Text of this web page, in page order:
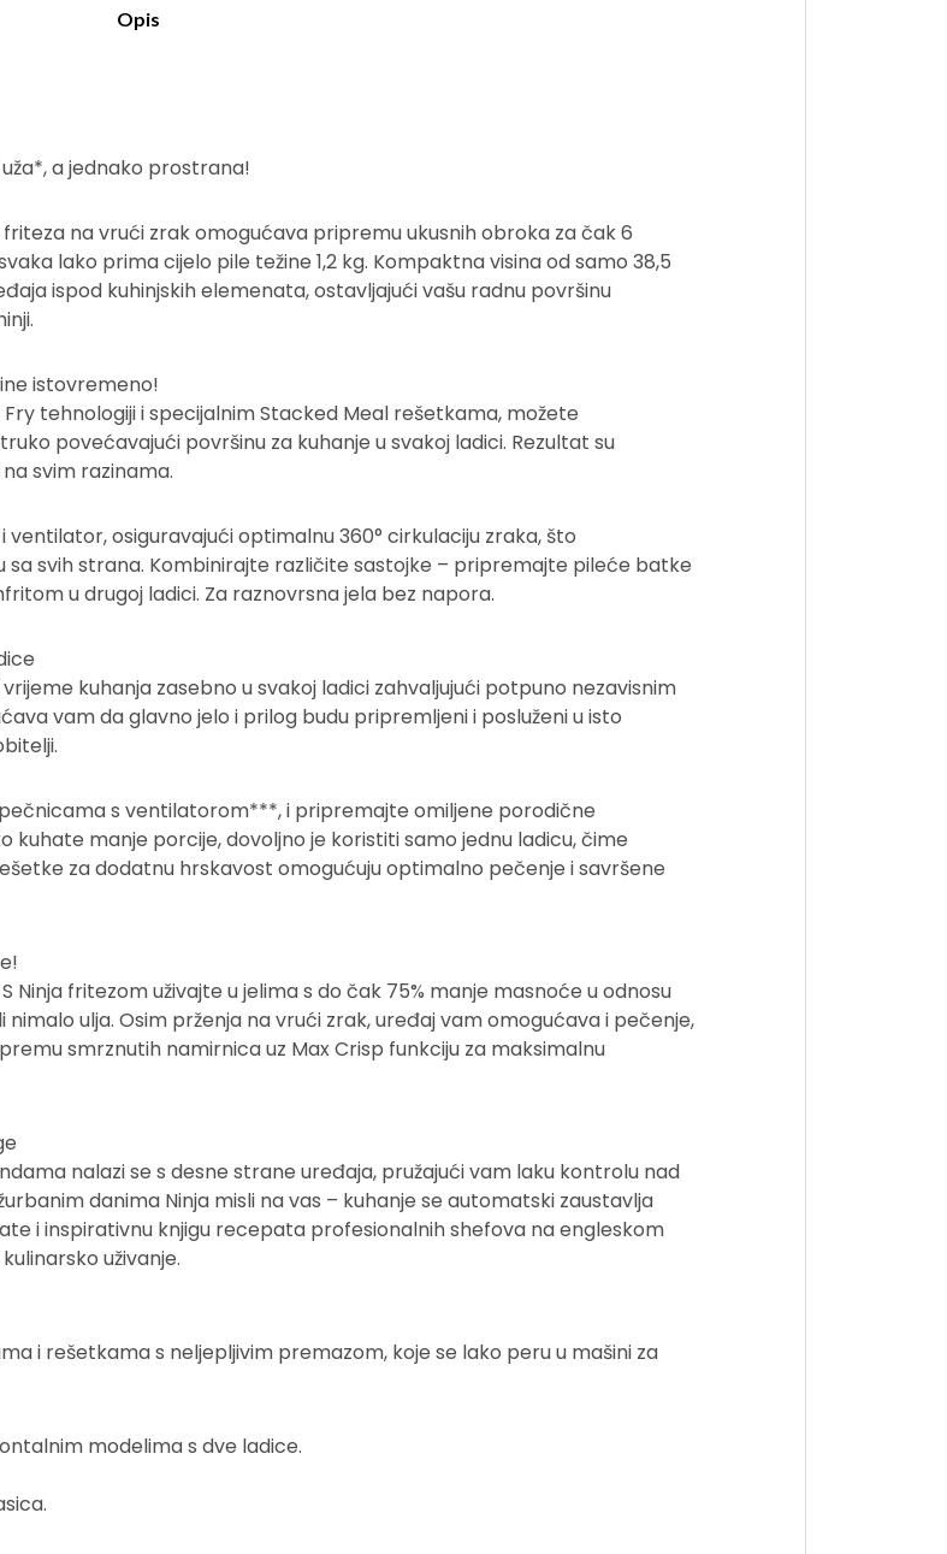
Opis
a jednako prostrana!
na vrući zrak omogućava pripremu ukusnih obroka za čak 6
lako prima cijelo pile težine 1,2 kg. Kompaktna visina od samo 38,5
ispod kuhinjskih elemenata, ostavljajući vašu radnu površinu
istovremeno!
tehnologiji i specijalnim Stacked Meal rešetkama, možete
povećavajući površinu za kuhanje u svakoj ladici. Rezultat su
svim razinama.
osiguravajući optimalnu 360° cirkulaciju zraka, što
svih strana. Kombinirajte različite sastojke – pripremajte pileće batke
u drugoj ladici. Za raznovrsna jela bez napora.
kuhanja zasebno u svakoj ladici zahvaljujući potpuno nezavisnim
vam da glavno jelo i prilog budu pripremljeni i posluženi u isto
s ventilatorom***, i pripremajte omiljene porodične
kuhate manje porcije, dovoljno je koristiti samo jednu ladicu, čime
za dodatnu hrskavost omogućuju optimalno pečenje i savršene
Ninja fritezom uživajte u jelima s do čak 75% manje masnoće u odnosu
ulja. Osim prženja na vrući zrak, uređaj vam omogućava i pečenje,
smrznutih namirnica uz Max Crisp funkciju za maksimalnu
nalazi se s desne strane uređaja, pružajući vam laku kontrolu nad
danima Ninja misli na vas – kuhanje se automatski zaustavlja
i inspirativnu knjigu recepata profesionalnih shefova na engleskom
uživanje.
i rešetkama s neljepljivim premazom, koje se lako peru u mašini za
modelima s dve ladice.